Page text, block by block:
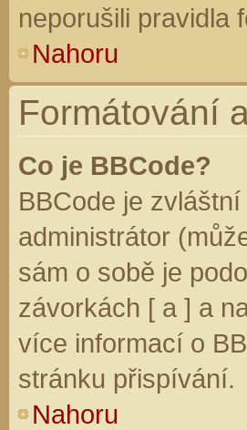
neporušili pravidla
Nahoru
Formátování
Co je BBCode?
BBCode je
administrátor
sám o sobě je
závorkách [ a ] a
více informací o
stránku přispívání.
Nahoru